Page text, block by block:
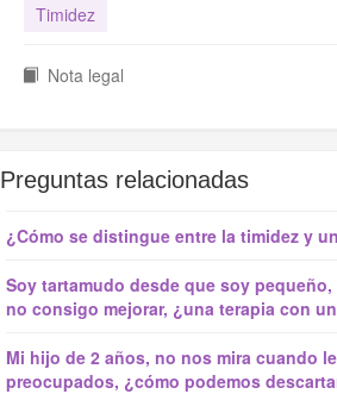
Timidez
Nota legal
Preguntas relacionadas
¿Cómo se distingue entre la timidez y
Soy tartamudo desde que soy
no consigo mejorar, ¿una terapia con
Mi hijo de 2 años, no nos mira cuando
preocupados, ¿cómo podemos